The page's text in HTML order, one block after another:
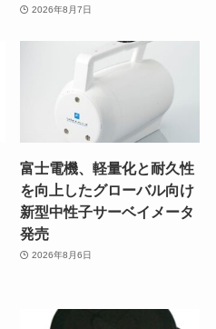
2026年8月7日
富士電機、軽量化と耐久性
を向上したグローバル向け
新型中性子サーベイメータ
発売
2026年8月6日